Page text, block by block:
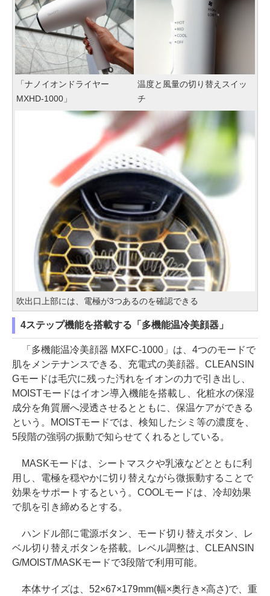
「ナノイオンドライヤー
MXHD-1000」
温度と風量の切り替えスイッ
チ
吹出口上部には、電極が3つあるのを確認できる
4ステップ機能を搭載する「多機能温冷美顔器」
「多機能温冷美顔器 MXFC-1000」は、4つのモードで
肌をメンテナンスできる、充電式の美顔器。CLEANSIN
Gモードは毛穴に残った汚れをイオンの力で引き出し、
MOISTモードはイオン導入機能を搭載し、化粧水の保湿
成分を角質層へ浸透させるとともに、保温ケアができる
という。MOISTモードでは、検知したシミ等の濃度を、
5段階の強弱の振動で知らせてくれるとしている。
MASKモードは、シートマスクや乳液などとともに利
用し、電極を穏やかに切り替えながら微振動することで
効果をサポートするという。COOLモードは、冷却効果
で肌を引き締めるとする。
ハンドル部に電源ボタン、モード切り替えボタン、レ
ベル切り替えボタンを搭載。レベル調整は、CLEANSIN
G/MOIST/MASKモードで3段階で利用可能。
本体サイズは、52×67×179mm(幅×奥行き×高さ)で、重